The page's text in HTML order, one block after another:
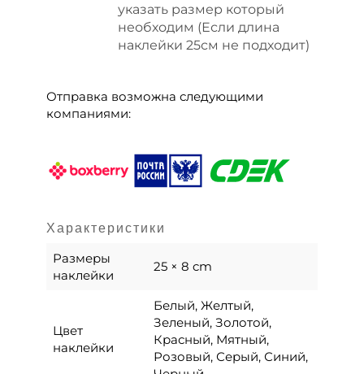
указать размер который
необходим (Если длина
наклейки 25см не подходит)
Отправка возможна следующими
компаниями:
Характеристики
Размеры
наклейки
25 × 8 cm
Цвет
наклейки
Белый, Желтый,
Зеленый, Золотой,
Красный, Мятный,
Розовый, Серый, Синий,